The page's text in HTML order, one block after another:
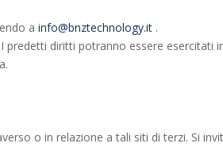
ainfo@bnztechnology.it .
predetti diritti potranno essere esercitati
o in relazione a tali siti di terzi. Si